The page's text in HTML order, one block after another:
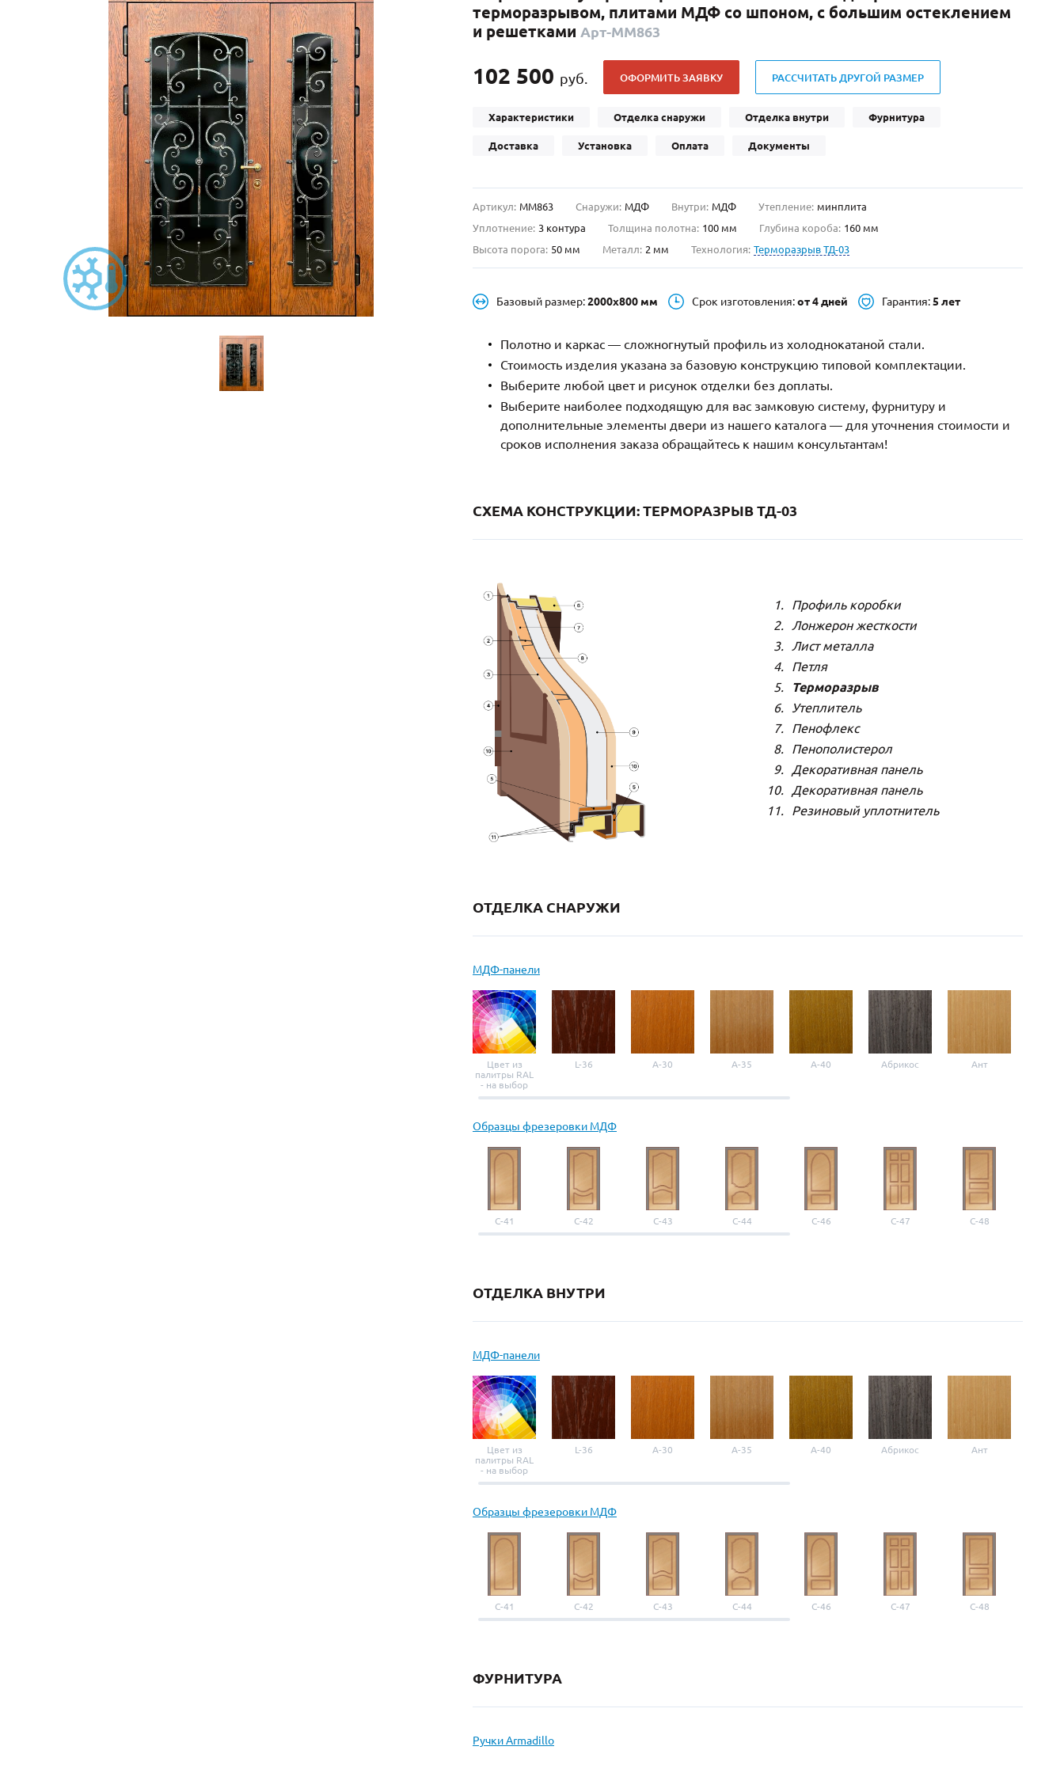
С зеркалом(13)
С выдавленным рисунком(35)
С металлобагетом (571)
(108)
С геометрическим рисунком(46)
С реечным дизайном(29)
Для дачи(203)
Для бани (42)
Для общественных зданий
Для магазина (49)
Для электрощитовой
В лифтовые холлы
С отбойником (91)
С кнокером (94)
(73)
С карнизом
Нестандартные(479)
С фрамугой(265)
С внутренним открыванием(2)
терморазрывом, плитами МДФ со шпоном, с большим остеклением
и решетками Арт-ММ863
102 500 руб. ОФОРМИТЬ ЗАЯВКУ РАССЧИТАТЬ ДРУГОЙ РАЗМЕР
Характеристики Отделка снаружи Отделка внутри Фурнитура
Доставка Установка Оплата Документы
Артикул: ММ863 Снаружи: МДФ Внутри: МДФ Утепление: минплита
Уплотнение: 3 контура Толщина полотна: 100 мм Глубина короба: 160 мм
Высота порога: 50 мм Металл: 2 мм Технология: Терморазрыв ТД-03
Базовый размер:2000х800 мм Срок изготовления:от 4 дней Гарантия:5 лет
Полотно и каркас — сложногнутый профиль из холоднокатаной стали.
Стоимость изделия указана за базовую конструкцию типовой комплектации.
Выберите любой цвет и рисунок отделки без доплаты.
Выберите наиболее подходящую для вас замковую систему, фурнитуру и
дополнительные элементы двери из нашего каталога — для уточнения стоимости и
сроков исполнения заказа обращайтесь к нашим консультантам!
СХЕМА КОНСТРУКЦИИ: ТЕРМОРАЗРЫВ ТД-03
Профиль коробки
Лонжерон жесткости
Лист металла
Петля
Терморазрыв
Утеплитель
Пенофлекс
Пенополистерол
Декоративная панель
Декоративная панель
Резиновый уплотнитель
ОТДЕЛКА СНАРУЖИ
МДФ-панели
Цвет из
палитры RAL
- на выбор
L-36 A-30 A-35 A-40 Абрикос Ант
Образцы фрезеровки МДФ
С-41 С-42 С-43 С-44 С-46 С-47 С-48
ОТДЕЛКА ВНУТРИ
МДФ-панели
Цвет из
палитры RAL
- на выбор
L-36 A-30 A-35 A-40 Абрикос Ант
Образцы фрезеровки МДФ
С-41 С-42 С-43 С-44 С-46 С-47 С-48
ФУРНИТУРА
Ручки Armadillo